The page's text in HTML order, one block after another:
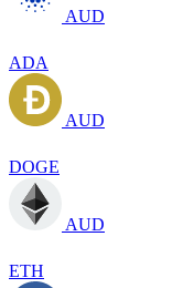
AUD
ADA
AUD
DOGE
AUD
ETH